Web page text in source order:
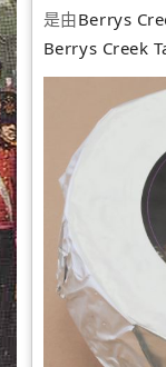
是由Berrys
Berrys Creek